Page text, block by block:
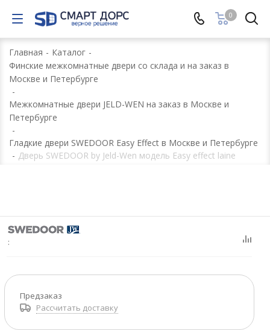
0
Главная - Каталог -
Финские межкомнатные двери со склада и на заказ в
Москве и Петербурге
-
Межкомнатные двери JELD-WEN на заказ в Москве и
Петербурге
-
Гладкие двери SWEDOOR Easy Effect в Москве и Петербурге
- Дверь SWEDOOR by Jeld-Wen модель Easy effect laine
:
Предзаказ
Рассчитать доставку